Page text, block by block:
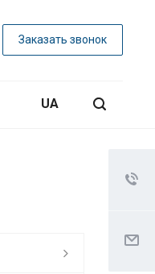
Заказать звонок
UA